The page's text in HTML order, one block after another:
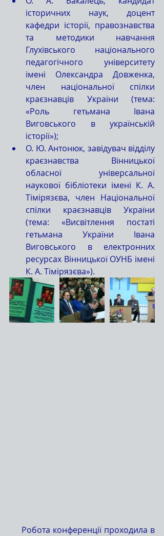
історичних наук, доцент
кафедри історії, правознавства
та методики навчання
Глухівського національного
педагогічного університету
імені Олександра Довженка,
член національної спілки
краєзнавців України (тема:
«Роль гетьмана Івана
Виговського в українській
історії»);
О. Ю. Антонюк, завідувач відділу
краєзнавства Вінницької
обласної універсальної
наукової бібліотеки імені К. А.
Тімірязєва, член Національної
спілки краєзнавців України
(тема: «Висвітлення постаті
гетьмана України Івана
Виговського в електронних
ресурсах Вінницької ОУНБ імені
К. А. Тімірязєва»).